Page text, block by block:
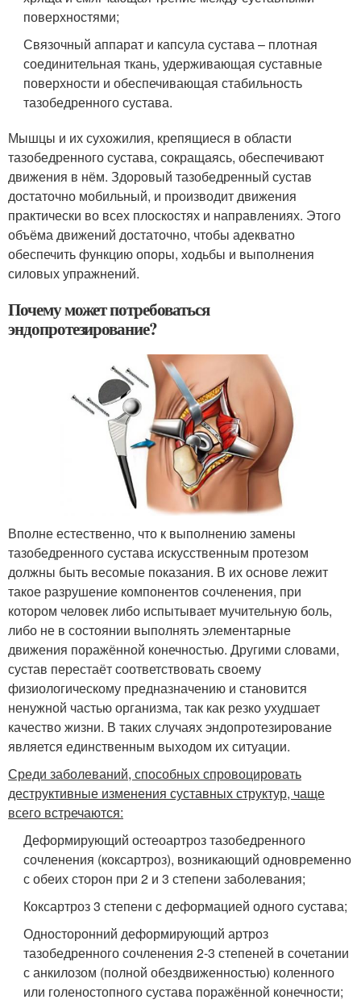
поверхностями;
Связочный аппарат и капсула сустава – плотная
соединительная ткань, удерживающая суставные
поверхности и обеспечивающая стабильность
тазобедренного сустава.
Мышцы и их сухожилия, крепящиеся в области
тазобедренного сустава, сокращаясь, обеспечивают
движения в нём. Здоровый тазобедренный сустав
достаточно мобильный, и производит движения
практически во всех плоскостях и направлениях. Этого
объёма движений достаточно, чтобы адекватно
обеспечить функцию опоры, ходьбы и выполнения
силовых упражнений.
Почему может потребоваться
эндопротезирование?
Вполне естественно, что к выполнению замены
тазобедренного сустава искусственным протезом
должны быть весомые показания. В их основе лежит
такое разрушение компонентов сочленения, при
котором человек либо испытывает мучительную боль,
либо не в состоянии выполнять элементарные
движения поражённой конечностью. Другими словами,
сустав перестаёт соответствовать своему
физиологическому предназначению и становится
ненужной частью организма, так как резко ухудшает
качество жизни. В таких случаях эндопротезирование
является единственным выходом их ситуации.
Среди заболеваний, способных спровоцировать
деструктивные изменения суставных структур, чаще
всего встречаются:
Деформирующий остеоартроз тазобедренного
сочленения (коксартроз), возникающий одновременно
с обеих сторон при 2 и 3 степени заболевания;
Коксартроз 3 степени с деформацией одного сустава;
Односторонний деформирующий артроз
тазобедренного сочленения 2-3 степеней в сочетании
с анкилозом (полной обездвиженностью) коленного
или голеностопного сустава поражённой конечности;